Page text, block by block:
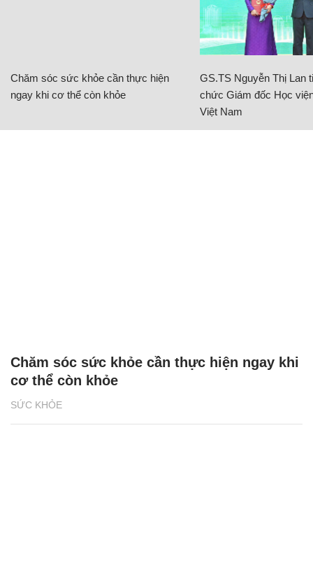
Chăm sóc sức khỏe cần thực hiện
ngay khi cơ thể còn khỏe
GS.TS Nguyễn Thị Lan
chức Giám đốc Học
Việt Nam
SỨC KHỎE
Chăm sóc sức khỏe cần thực hiện ngay khi
cơ thể còn khỏe